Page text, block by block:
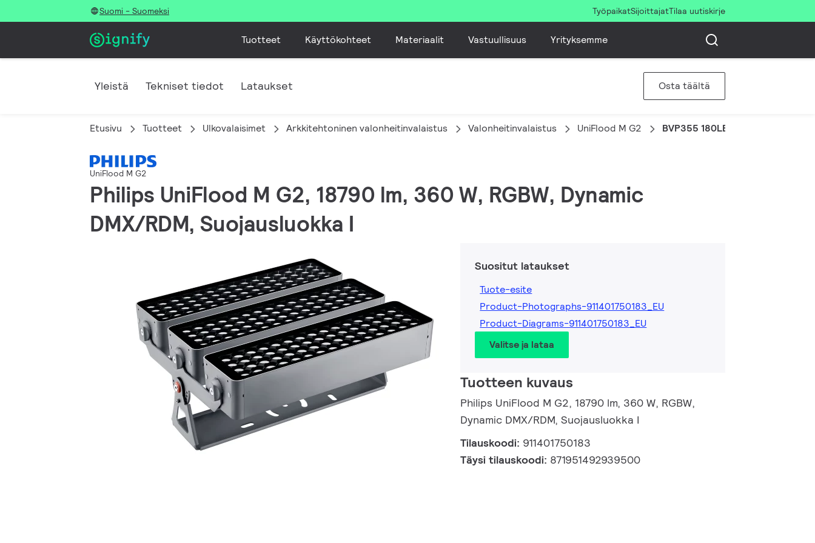
Suomi - Suomeksi TyöpaikatSijoittajatTilaa uutiskirje
Tuotteet Käyttökohteet Materiaalit Vastuullisuus Yrityksemme
Yleistä Tekniset tiedot Lataukset Osta täältä
Etusivu Tuotteet Ulkovalaisimet Arkkitehtoninen valonheitinvalaistus Valonheitinvalaistus UniFlood M G2 BVP355 180LED RGBNW 220V
UniFlood M G2
Philips UniFlood M G2, 18790 lm, 360 W, RGBW, Dynamic
DMX/RDM, Suojausluokka I
Suositut lataukset
Tuote-esite
Product-Photographs-911401750183_EU
Product-Diagrams-911401750183_EU
Valitse ja lataa
Tuotteen kuvaus
Philips UniFlood M G2, 18790 lm, 360 W, RGBW,
Dynamic DMX/RDM, Suojausluokka I
Tilauskoodi: 911401750183
Täysi tilauskoodi: 871951492939500